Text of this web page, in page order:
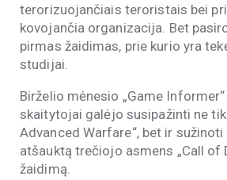
terorizuojančiais teroristais bei
kovojančia organizacija. Bet
pirmas žaidimas, prie kurio yra
studijai.
Birželio mėnesio „Game
skaitytojai galėjo susipažinti ne tik
Advanced Warfare“, bet ir
atšauktą trečiojo asmens „Call of
žaidimą.